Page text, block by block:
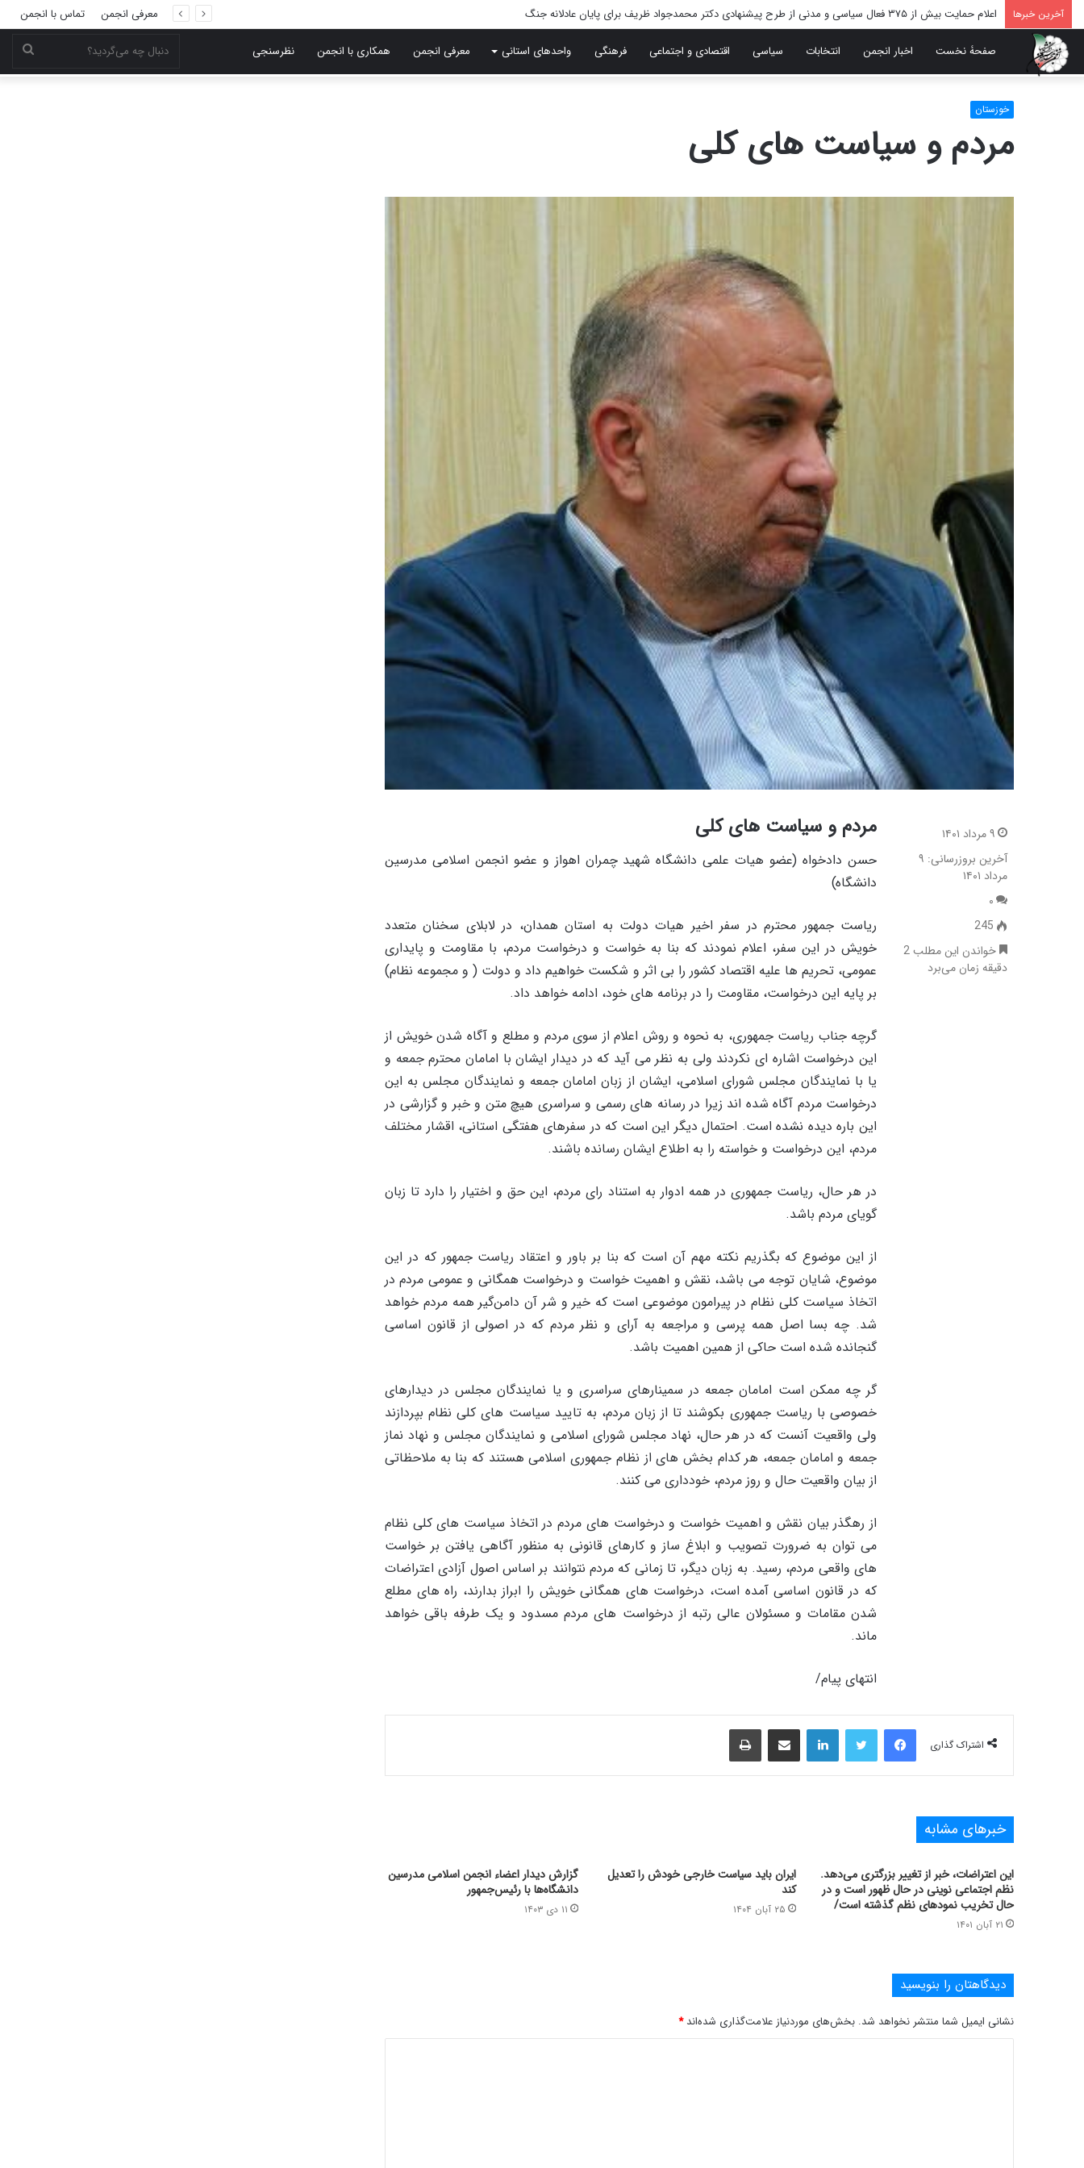
آخرین خبرها اعلام حمایت بیش از ۳۷۵ فعال سیاسی و مدنی از طرح پیشنهادی دکتر محمدجواد ظریف برای پایان عادلانه جنگ معرفی انجمن تماس با انجمن
صفحۀ نخست اخبار انجمن انتخابات سیاسی اقتصادی و اجتماعی فرهنگی واحدهای استانی معرفی انجمن همکاری با انجمن نظرسنجی
خوزستان
مردم و سیاست های کلی
مردم و سیاست های کلی
حسن دادخواه (عضو هیات علمی دانشگاه شهید چمران اهواز و عضو انجمن اسلامی مدرسین
دانشگاه)
ریاست جمهور محترم در سفر اخیر هیات دولت به استان همدان، در لابلای سخنان متعدد
خویش در این سفر، اعلام نمودند که بنا به خواست و درخواست مردم، با مقاومت و پایداری
عمومی، تحریم ها علیه اقتصاد کشور را بی اثر و شکست خواهیم داد و دولت ( و مجموعه نظام)
بر پایه این درخواست، مقاومت را در برنامه های خود، ادامه خواهد داد.
گرچه جناب ریاست جمهوری، به نحوه و روش اعلام از سوی مردم و مطلع و آگاه شدن خویش از
این درخواست اشاره ای نکردند ولی به نظر می آید که در دیدار ایشان با امامان محترم جمعه و
یا با نمایندگان مجلس شورای اسلامی، ایشان از زبان امامان جمعه و نمایندگان مجلس به این
درخواست مردم آگاه شده اند زیرا در رسانه های رسمی و سراسری هیچ متن و خبر و گزارشی در
این باره دیده نشده است. احتمال دیگر این است که در سفرهای هفتگی استانی، اقشار مختلف
مردم، این درخواست و خواسته را به اطلاع ایشان رسانده باشند.
در هر حال، ریاست جمهوری در همه ادوار به استناد رای مردم، این حق و اختیار را دارد تا زبان
گویای مردم باشد.
از این موضوع که بگذریم نکته مهم آن است که بنا بر باور و اعتقاد ریاست جمهور که در این
موضوع، شایان توجه می باشد، نقش و اهمیت خواست و درخواست همگانی و عمومی مردم در
اتخاذ سیاست کلی نظام در پیرامون موضوعی است که خیر و شر آن دامن‌گیر همه مردم خواهد
شد. چه بسا اصل همه پرسی و مراجعه به آرای و نظر مردم که در اصولی از قانون اساسی
گنجانده شده است حاکی از همین اهمیت باشد.
گر چه ممکن است امامان جمعه در سمینارهای سراسری و یا نمایندگان مجلس در دیدارهای
خصوصی با ریاست جمهوری بکوشند تا از زبان مردم، به تایید سیاست های کلی نظام بپردازند
ولی واقعیت آنست که در هر حال، نهاد مجلس شورای اسلامی و نمایندگان مجلس و نهاد نماز
جمعه و امامان جمعه، هر کدام بخش های از نظام جمهوری اسلامی هستند که بنا به ملاحظاتی
از بیان واقعیت حال و روز مردم، خودداری می کنند.
از رهگذر بیان نقش و اهمیت خواست و درخواست های مردم در اتخاذ سیاست های کلی نظام
می توان به ضرورت تصویب و ابلاغ ساز و کارهای قانونی به منظور آگاهی یافتن بر خواست
های واقعی مردم، رسید. به زبان دیگر، تا زمانی که مردم نتوانند بر اساس اصول آزادی اعتراضات
که در قانون اساسی آمده است، درخواست های همگانی خویش را ابراز بدارند، راه های مطلع
شدن مقامات و مسئولان عالی رتبه از درخواست های مردم مسدود و یک طرفه باقی خواهد
ماند.
انتهای پیام/
۹ مرداد ۱۴۰۱
آخرین بروزرسانی: ۹
مرداد ۱۴۰۱
۰
245
خواندن این مطلب 2
دقیقه زمان می‌برد
اشتراک گذاری
فیس بوک لینکدین اشتراک‌گذاری از طریق ایمیل
خبرهای مشابه
این اعتراضات، خبر از تغییر بزرگتری می‌دهد.
نظم اجتماعی نوینی در حال ظهور است و در
حال تخریب نمودهای نظم گذشته است/
۲۱ آبان ۱۴۰۱
ایران باید سیاست خارجی خودش را تعدیل
کند
۲۵ آبان ۱۴۰۴
گزارش دیدار اعضاء انجمن اسلامی مدرسین
دانشگاه‌ها با رئیس‌جمهور
۱۱ دی ۱۴۰۳
دیدگاهتان را بنویسید
نشانی ایمیل شما منتشر نخواهد شد. بخش‌های موردنیاز علامت‌گذاری شده‌اند*